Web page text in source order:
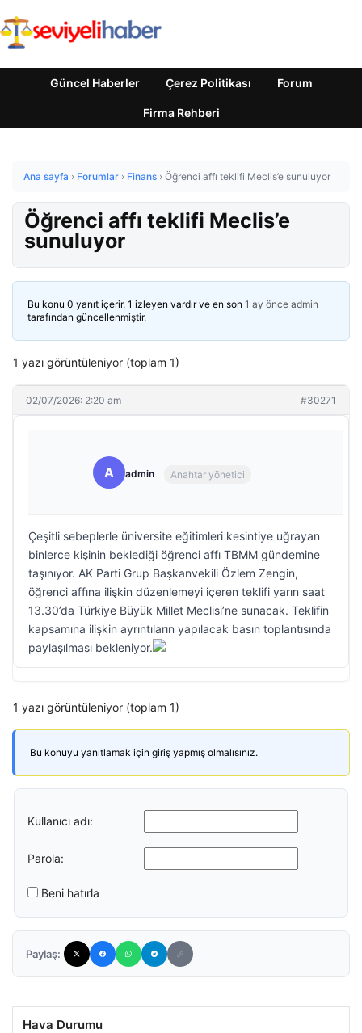
Güncel Haberler Çerez Politikası Forum
Firma Rehberi
Ana sayfa › Forumlar › Finans › Öğrenci affı teklifi Meclis’e sunuluyor
Öğrenci affı teklifi Meclis’e
sunuluyor
Bu konu 0 yanıt içerir, 1 izleyen vardır ve en son 1 ay önce admin
tarafından güncellenmiştir.
1 yazı görüntüleniyor (toplam 1)
02/07/2026: 2:20 am #30271
A admin Anahtar yönetici
Çeşitli sebeplerle üniversite eğitimleri kesintiye uğrayan
binlerce kişinin beklediği öğrenci affı TBMM gündemine
taşınıyor. AK Parti Grup Başkanvekili Özlem Zengin,
öğrenci affına ilişkin düzenlemeyi içeren teklifi yarın saat
13.30’da Türkiye Büyük Millet Meclisi’ne sunacak. Teklifin
kapsamına ilişkin ayrıntıların yapılacak basın toplantısında
paylaşılması bekleniyor.
1 yazı görüntüleniyor (toplam 1)
Bu konuyu yanıtlamak için giriş yapmış olmalısınız.
Kullanıcı adı:
Parola:
Beni hatırla
Paylaş:
Hava Durumu